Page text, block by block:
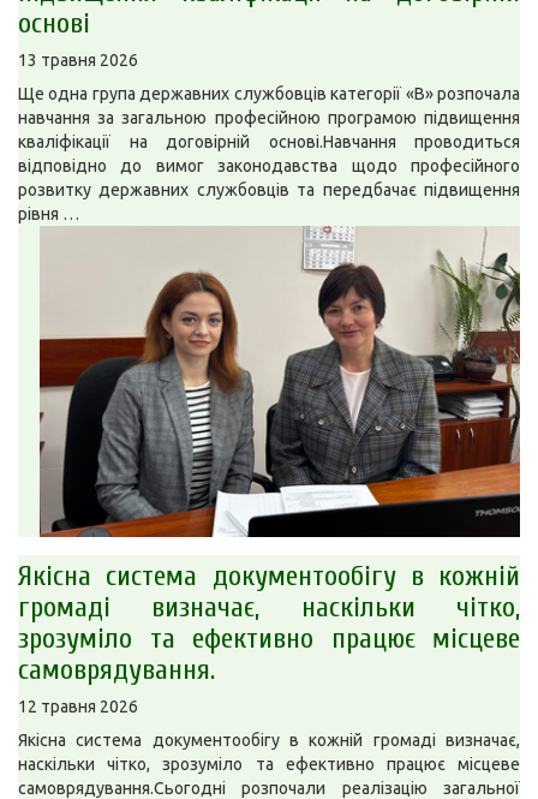
основі
13 травня 2026
Ще одна група державних службовців категорії «В» розпочала
навчання за загальною професійною програмою підвищення
кваліфікації на договірній основі.Навчання проводиться
відповідно до вимог законодавства щодо професійного
розвитку державних службовців та передбачає підвищення
рівня …
Якісна система документообігу в кожній
громаді визначає, наскільки чітко,
зрозуміло та ефективно працює місцеве
самоврядування.
12 травня 2026
Якісна система документообігу в кожній громаді визначає,
наскільки чітко, зрозуміло та ефективно працює місцеве
самоврядування.Сьогодні розпочали реалізацію загальної